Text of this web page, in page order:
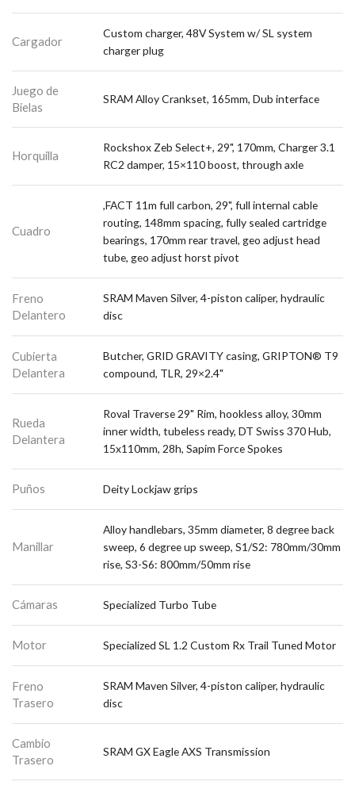
Cargador
Custom charger, 48V System w/ SL system
charger plug
Juego de
Bielas
SRAM Alloy Crankset, 165mm, Dub interface
Horquilla
Rockshox Zeb Select+, 29", 170mm, Charger 3.1
RC2 damper, 15×110 boost, through axle
Cuadro
,FACT 11m full carbon, 29", full internal cable
routing, 148mm spacing, fully sealed cartridge
bearings, 170mm rear travel, geo adjust head
tube, geo adjust horst pivot
Freno
Delantero
SRAM Maven Silver, 4-piston caliper, hydraulic
disc
Cubierta
Delantera
Butcher, GRID GRAVITY casing, GRIPTON® T9
compound, TLR, 29×2.4"
Rueda
Delantera
Roval Traverse 29" Rim, hookless alloy, 30mm
inner width, tubeless ready, DT Swiss 370 Hub,
15x110mm, 28h, Sapim Force Spokes
Puños Deity Lockjaw grips
Manillar
Alloy handlebars, 35mm diameter, 8 degree back
sweep, 6 degree up sweep, S1/S2: 780mm/30mm
rise, S3-S6: 800mm/50mm rise
Cámaras Specialized Turbo Tube
Motor Specialized SL 1.2 Custom Rx Trail Tuned Motor
Freno
Trasero
SRAM Maven Silver, 4-piston caliper, hydraulic
disc
Cambio
Trasero
SRAM GX Eagle AXS Transmission